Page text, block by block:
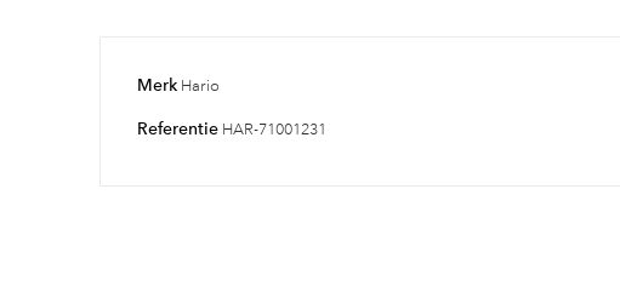
Merk Hario
Referentie HAR-71001231